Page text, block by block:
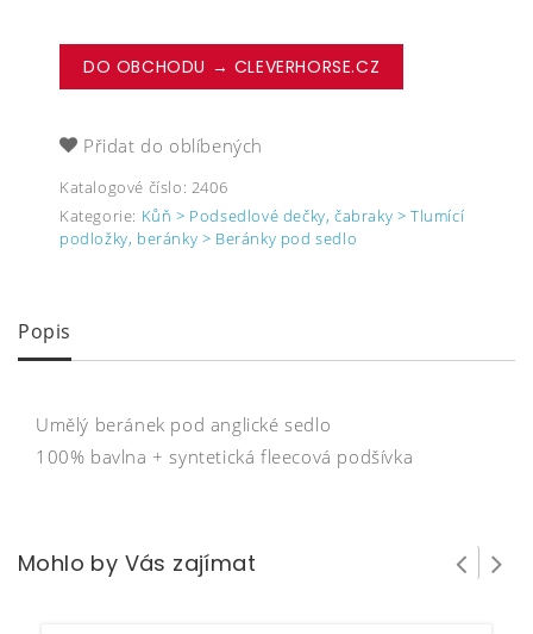
DO OBCHODU → CLEVERHORSE.CZ
Přidat do oblíbených
Katalogové číslo: 2406
Kategorie: Kůň > Podsedlové dečky, čabraky > Tlumící
podložky, beránky > Beránky pod sedlo
Popis
Umělý beránek pod anglické sedlo
100% bavlna + syntetická fleecová podšívka
Mohlo by Vás zajímat